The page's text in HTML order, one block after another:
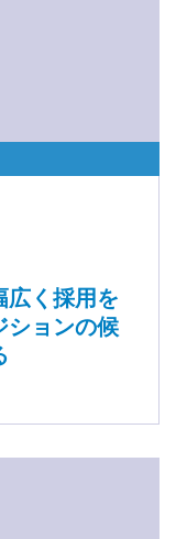
広く採用を
ションの候